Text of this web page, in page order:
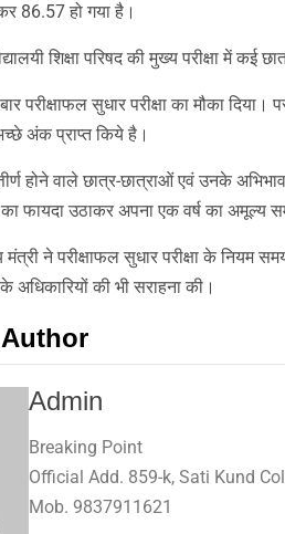
86.57 हो गया है।
शिक्षा परिषद की मुख्य परीक्षा में
परीक्षाफल सुधार परीक्षा का मौका
अंक प्राप्त किये है।
होने वाले छात्र-छात्राओं एवं उनके
फायदा उठाकर अपना एक वर्ष का अमूल्य
मंत्री ने परीक्षाफल सुधार परीक्षा के नियम
के अधिकारियों की भी सराहना की।
Admin
Breaking Point
Official Add. 859-k, Sati Kund
Mob. 9837911621